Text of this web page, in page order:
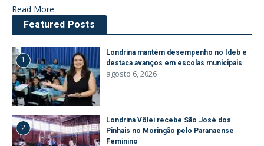
Read More
Featured Posts
1
Londrina mantém desempenho no Ideb e
destaca avanços em escolas municipais
agosto 6, 2026
2
Londrina Vôlei recebe São José dos
Pinhais no Moringão pelo Paranaense
Feminino